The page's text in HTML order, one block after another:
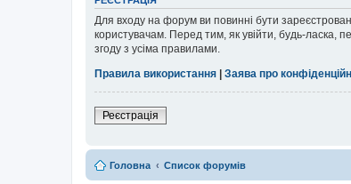
Для входу на форум ви повинні бути
користувачам. Перед тим, як увійти, будь-ласка,
згоду з усіма правилами.
Правила використання
Заява про
Реєстрація
Головна Список форумів